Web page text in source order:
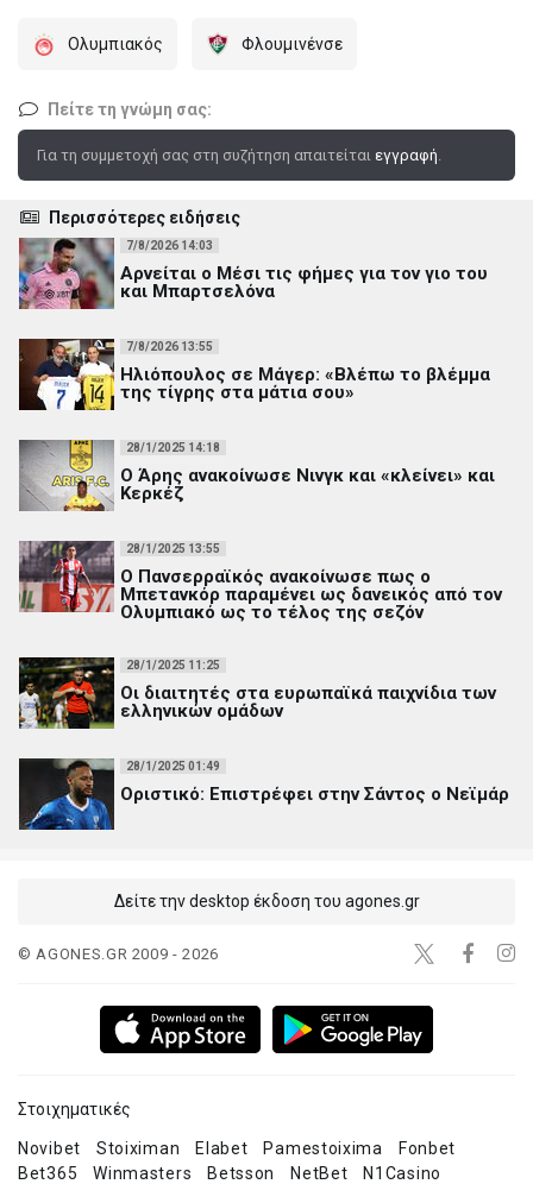
Ολυμπιακός Φλουμινένσε
Πείτε τη γνώμη σας:
Για τη συμμετοχή σας στη συζήτηση απαιτείται εγγραφή
Περισσότερες ειδήσεις
7/8/2026 14:03
Αρνείται ο Μέσι τις φήμες για τον γιο του
και Μπαρτσελόνα
7/8/2026 13:55
Ηλιόπουλος σε Μάγερ: «Βλέπω το βλέμμα
της τίγρης στα μάτια σου»
28/1/2025 14:18
Ο Άρης ανακοίνωσε Νινγκ και «κλείνει» και
Κερκέζ
28/1/2025 13:55
Ο Πανσερραϊκός ανακοίνωσε πως ο
Μπετανκόρ παραμένει ως δανεικός από τον
Ολυμπιακό ως το τέλος της σεζόν
28/1/2025 11:25
Οι διαιτητές στα ευρωπαϊκά παιχνίδια των
ελληνικών ομάδων
28/1/2025 01:49
Οριστικό: Επιστρέφει στην Σάντος ο Νεϊμάρ
Δείτε την desktop έκδοση του agones.gr
© AGONES.GR 2009 - 2026
Στοιχηματικές
Novibet Stoiximan Elabet Pamestoixima
Fonbet
Bet365
Winmasters Betsson NetBet N1Casino